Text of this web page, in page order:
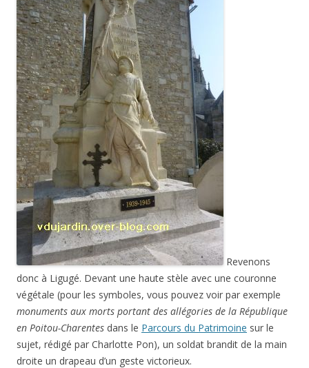
Revenons
donc à Ligugé. Devant une haute stèle avec une couronne
végétale (pour les symboles, vous pouvez voir par exemple
monuments aux morts portant des allégories de la République
en Poitou-Charentes dans le Parcours du Patrimoine sur le
sujet, rédigé par Charlotte Pon), un soldat brandit de la main
droite un drapeau d’un geste victorieux.